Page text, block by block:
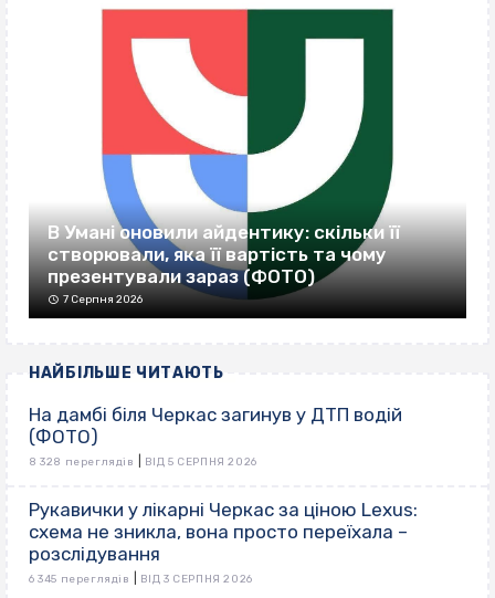
В Умані оновили айдентику: скільки її
створювали, яка її вартість та чому
презентували зараз (ФОТО)
7 Серпня 2026
НАЙБІЛЬШЕ ЧИТАЮТЬ
На дамбі біля Черкас загинув у ДТП водій
(ФОТО)
8 328 переглядів ВІД 5 СЕРПНЯ 2026
Рукавички у лікарні Черкас за ціною Lexus:
схема не зникла, вона просто переїхала –
розслідування
6 345 переглядів ВІД 3 СЕРПНЯ 2026